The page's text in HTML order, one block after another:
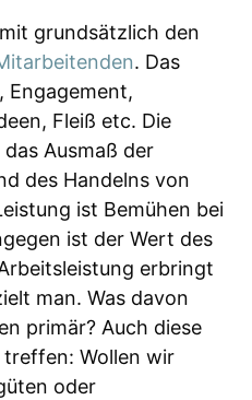
grundsätzlich den
. Das
Engagement,
Fleiß etc. Die
Ausmaß der
des Handelns von
ist Bemühen bei
ist der Wert des
erbringt
man. Was davon
primär? Auch diese
Wollen wir
oder